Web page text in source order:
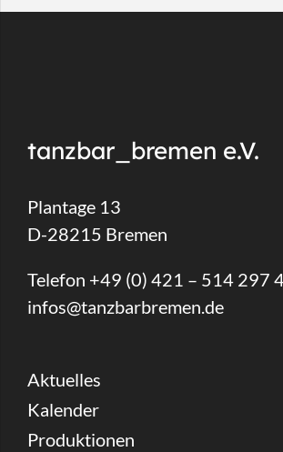
tanzbar_bremen e.V.
Plantage 13
D-28215 Bremen
Telefon +49 (0) 421 – 514 297
infos@tanzbarbremen.de
Aktuelles
Kalender
Produktionen